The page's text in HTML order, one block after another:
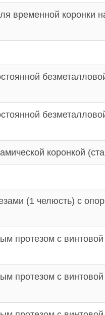
временной коронки
коронкой
(1 челюсть) с
протезом с
протезом с